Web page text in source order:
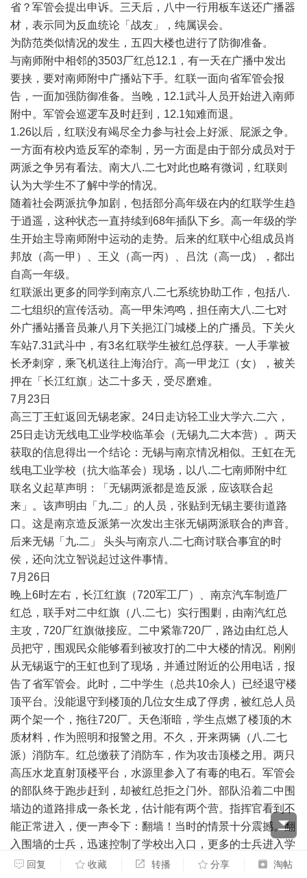
省？军管会提出申诉。三天后，八中一行用板车送还广播器
材，表示同为反血统论「战友」，纯属误会。
为防范类似情况的发生，五四大楼也进行了防御准备。
与南师附中相邻的3503厂红总12.1 ，有一天在广播中发出
要挟，要对南师附中广播站下手。红联一面向省军管会报
告，一面加强防御准备。当晚， 12.1武斗人员开始进入南师
附中。军管会巡逻车及时赶到， 12.1知难而退。
1.26以后，红联没有竭尽全力参与社会上好派、屁派之争。
一方面有校内造反军的牵制，另一方面是由于部分成员对于
两派之争另有看法。南大八 .二七对此也略有微词，红联则
认为大学生不了解中学的情况。
随着社会两派抗争加剧，包括部分高年级在内的红联学生趋
于逍遥，这种状态一直持续到 68年插队下乡。高一年级的学
生开始主导南师附中运动的走势。后来的红联中心组成员肖
邦放（高一甲）、王义（高一丙）、吕沈（高一戊），都出
自高一年级。
红联派出更多的同学到南京八 .二七系统协助工作，包括八 .
二七组织的宣传活动。高一甲朱鸿鸣，担任南大八 .二七对
外广播站播音员兼八月下关挹江门城楼上的广播员。下关火
车站7.31武斗中，有3名红联学生被红总俘获。一人手掌被
长矛刺穿，乘飞机送往上海治疔。高一甲龙江（女），被关
押在「长江红旗」达二十多天，受尽磨难。
7 月 23日
高三丁王虹返回无锡老家。 24日走访轻工业大学六.二六，
25日走访无线电工业学校临革会（无锡九二大本营）。两天
获取的信息得出一个结论：无锡与南京情况相似。王虹在无
线电工业学校（抗大临革会）现场，以八 .二七南师附中红
联名义起草声明：「无锡两派都是造反派，应该联合起
来」。该声明由「九.二」的人员，张贴到无锡主要街道路
口。这是南京造反派第一次发出主张无锡两派联合的声音。
后来无锡「九.二」 头头与南京八 .二七商讨联合事宜的时
侯，还向沈立智说起过这件事情。
7 月 26日
晚上6时左右，长江红旗（720军工厂）、南京汽车制造厂
红总，联手对二中红旗（八 .二七）实行围剿，由南汽红总
主攻， 720厂红旗做接应。二中紧靠720厂，路边由红总人
员把守，围观民众能够看到被攻打的二中大楼的情况。刚刚
从无锡返宁的王虹也到了现场，并通过附近的公用电话，报
告了省军管会。此时，二中学生（总共10余人）已经退守楼
顶平台。没能退守到楼顶的几位女生成了俘虏，被红总人员
两个架一个，拖往720厂。天色渐暗，学生点燃了楼顶的木
质材料，作为照明和报警之用。不久，开来两辆（八 .二七
派）消防车。红总缴获了消防车，作为攻击顶楼之用。两只
高压水龙直射顶楼平台，水源里参入了有毒的电石。军管会
的部队终于跑步赶到，却被红总拒之门外。部队沿着二中围
墙边的道路排成一条长龙，估计能有两个营。指挥官看到不
能正常进入，便一声令下：翻墙！当时的情景十分震撼。翻
入围墙的士兵，迅速控制了学校出入口，更多的士兵进入学
校，高压水龙的喷射也被制止。接着，从学校抬出几位士
回复 收藏 转播 分享 淘帖